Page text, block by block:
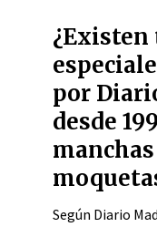
¿Existen
por
desde
Según Diario